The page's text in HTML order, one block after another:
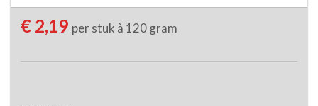
€ 2,19 per stuk à 120 gram